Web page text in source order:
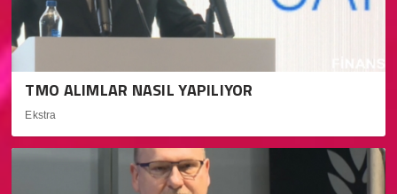
TMO ALIMLAR NASIL YAPILIYOR
Ekstra